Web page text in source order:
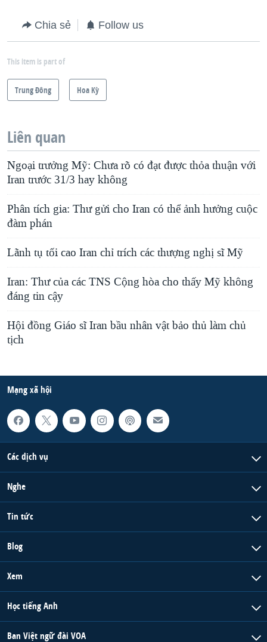
Chia sẻ Follow us
This item is part of
Trung Ðông Hoa Kỳ
Liên quan
Ngoại trưởng Mỹ: Chưa rõ có đạt được thỏa thuận với
Iran trước 31/3 hay không
Phân tích gia: Thư gửi cho Iran có thể ảnh hưởng cuộc
đàm phán
Lãnh tụ tối cao Iran chỉ trích các thượng nghị sĩ Mỹ
Iran: Thư của các TNS Cộng hòa cho thấy Mỹ không
đáng tin cậy
Hội đồng Giáo sĩ Iran bầu nhân vật bảo thủ làm chủ
tịch
Mạng xã hội
Các dịch vụ
Nghe
Tin tức
Blog
Xem
Học tiếng Anh
Ban Việt ngữ đài VOA